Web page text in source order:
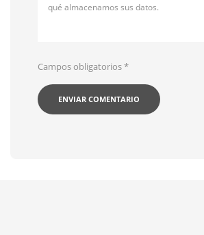
qué almacenamos sus datos.
Campos obligatorios*